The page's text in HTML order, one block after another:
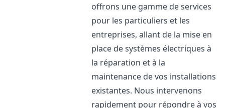
offrons une gamme de services
pour les particuliers et les
entreprises, allant de la mise en
place de systèmes électriques à
la réparation et à la
maintenance de vos installations
existantes. Nous intervenons
rapidement pour répondre à vos